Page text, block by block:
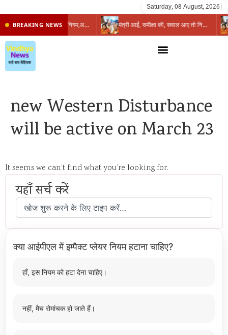
Saturday, 08 August, 2026
BREAKING NEWS प्रभारी मंत्री के निशाने पर नगर निगम,अफसरों को 10 दिन का अल्टीमेटम,नहीं होगी कार्रवाई, महापौर-आयुक्त के बीच सौहार्दहीनता पर मंत्री ने उठाए सवाल मंत्री आईं, समीक्षा की, सवाल आए तो निकल गईं – खाली जयंत चौंकीं पर नहीं दिया जवाब
new Western Disturbance
will be active on March 23
It seems we can’t find what you’re looking for.
यहाँ सर्च करें
क्या आईपीएल में इम्पैक्ट प्लेयर नियम हटाना चाहिए?
हाँ, इस नियम को हटा देना चाहिए।
नहीं, मैच रोमांचक हो जाते हैं।